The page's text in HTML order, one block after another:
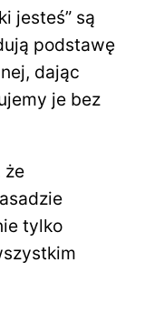
jesteś” są
podstawę
dając
je bez
że
tylko